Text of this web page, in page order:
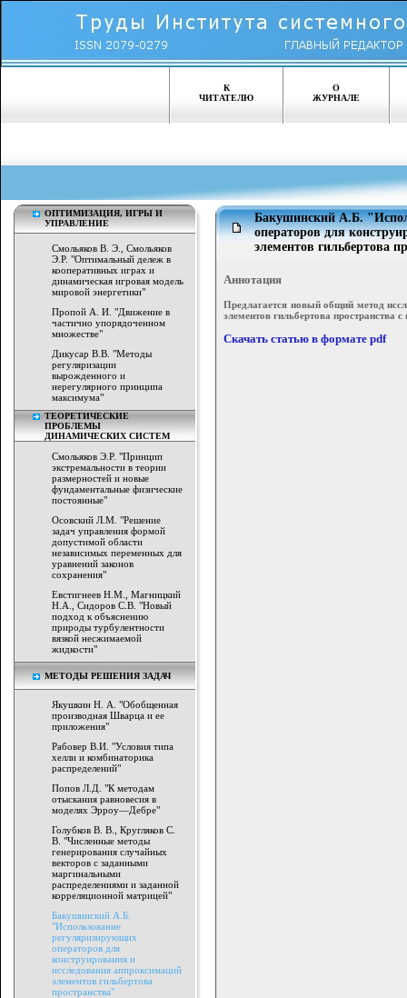
К
ЧИТАТЕЛЮ
О
ЖУРНАЛЕ
ОПТИМИЗАЦИЯ, ИГРЫ И
УПРАВЛЕНИЕ
Смольяков В. Э., Смольяков
Э.Р. "Оптимальный дележ в
кооперативных играх и
динамическая игровая модель
мировой энергетики"
Пропой А. И. "Движение в
частично упорядоченном
множестве"
Дикусар В.В. "Методы
регуляризации
вырожденного и
нерегулярного принципа
максимума"
ТЕОРЕТИЧЕСКИЕ
ПРОБЛЕМЫ
ДИНАМИЧЕСКИХ СИСТЕМ
Смольяков Э.Р. "Принцип
экстремальности в теории
размерностей и новые
фундаментальные физические
постоянные"
Осовский Л.М. "Решение
задач управления формой
допустимой области
независимых переменных для
уравнений законов
сохранения"
Евстигнеев Н.М., Магницкий
Н.А., Сидоров С.В. "Новый
подход к объяснению
природы турбулентности
вязкой несжимаемой
жидкости"
МЕТОДЫ РЕШЕНИЯ ЗАДАЧ
Якушкин Н. А. "Обобщенная
производная Шварца и ее
приложения"
Рабовер В.И. "Условия типа
хелли и комбинаторика
распределений"
Попов Л.Д. "К методам
отыскания равновесия в
моделях Эрроу—Дебре"
Голубков В. В., Кругляков С.
В. "Численные методы
генерирования случайных
векторов с заданными
маргинальными
распределениями и заданной
корреляционной матрицей"
Бакушинский А.Б.
"Использование
регуляризирующих
операторов для
конструирования и
исследования аппроксимаций
элементов гильбертова
пространства"
Бакушинский А.Б.
операторов для
элементов гильбертова
Аннотация
Предлагается новый общий метод
элементов гильбертова
Скачать статью в формате pdf